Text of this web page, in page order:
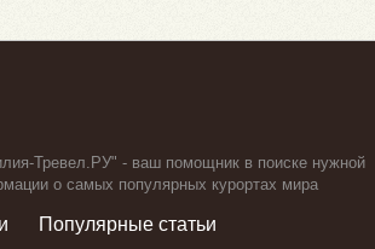
Тревел.РУ" - ваш помощник в поиске нужной
о самых популярных курортах мира
Популярные статьи